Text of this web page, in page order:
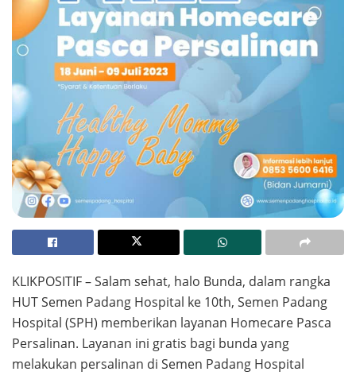
KLIKPOSITIF – Salam sehat, halo Bunda, dalam rangka
HUT Semen Padang Hospital ke 10th, Semen Padang
Hospital (SPH) memberikan layanan Homecare Pasca
Persalinan. Layanan ini gratis bagi bunda yang
melakukan persalinan di Semen Padang Hospital